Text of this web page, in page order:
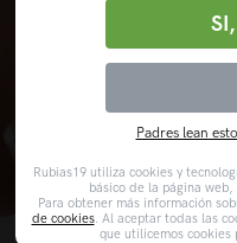
Padres lean
Rubias19 utiliza cookies y
básico de la página
Para obtener más información
de cookies. Al aceptar todas las
que utilicemos cookies